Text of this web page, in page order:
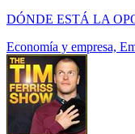
DÓNDE ESTÁ LA
Economía y empresa,